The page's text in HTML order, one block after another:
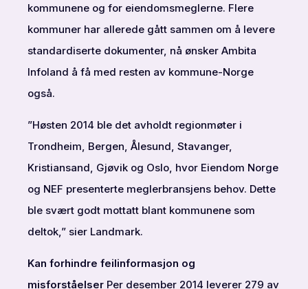
kommunene og for eiendomsmeglerne. Flere
kommuner har allerede gått sammen om å levere
standardiserte dokumenter, nå ønsker Ambita
Infoland å få med resten av kommune-Norge
også.
”Høsten 2014 ble det avholdt regionmøter i
Trondheim, Bergen, Ålesund, Stavanger,
Kristiansand, Gjøvik og Oslo, hvor Eiendom Norge
og NEF presenterte meglerbransjens behov. Dette
ble svært godt mottatt blant kommunene som
deltok,” sier Landmark.
Kan forhindre feilinformasjon og
misforståelser Per desember 2014 leverer 279 av